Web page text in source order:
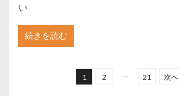
い
続きを読む
1 2 21 次へ